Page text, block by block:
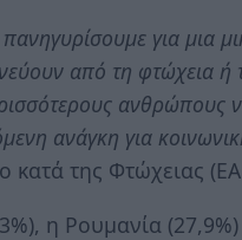
για μια
από τη φτώχεια ή
ανθρώπους
ανάγκη για
κατά της Φτώχειας
η Ρουμανία (27,9%)